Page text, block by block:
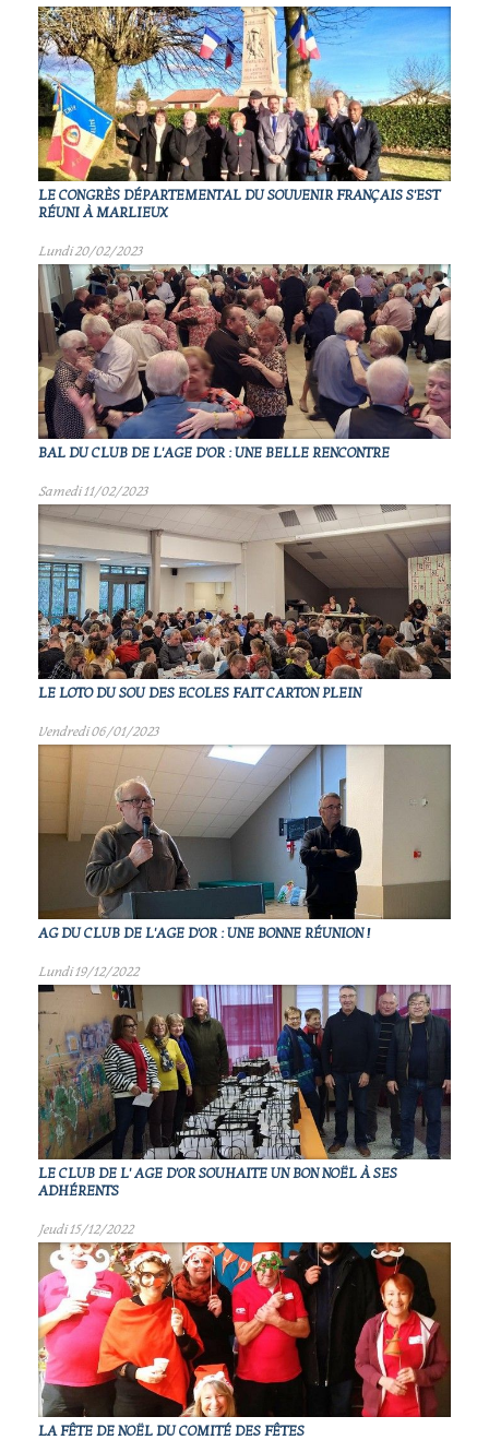
LE CONGRÈS DÉPARTEMENTAL DU SOUVENIR FRANÇAIS S'EST
RÉUNI À MARLIEUX
Lundi 20/02/2023
BAL DU CLUB DE L'AGE D'OR : UNE BELLE RENCONTRE
Samedi 11/02/2023
LE LOTO DU SOU DES ECOLES FAIT CARTON PLEIN
Vendredi 06/01/2023
AG DU CLUB DE L'AGE D'OR : UNE BONNE RÉUNION !
Lundi 19/12/2022
LE CLUB DE L' AGE D'OR SOUHAITE UN BON NOËL À SES
ADHÉRENTS
Jeudi 15/12/2022
LA FÊTE DE NOËL DU COMITÉ DES FÊTES